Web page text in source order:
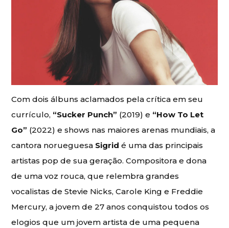
Com dois álbuns aclamados pela crítica em seu
currículo, “Sucker Punch” (2019) e “How To Let
Go” (2022) e shows nas maiores arenas mundiais, a
cantora norueguesa Sigrid é uma das principais
artistas pop de sua geração. Compositora e dona
de uma voz rouca, que relembra grandes
vocalistas de Stevie Nicks, Carole King e Freddie
Mercury, a jovem de 27 anos conquistou todos os
elogios que um jovem artista de uma pequena